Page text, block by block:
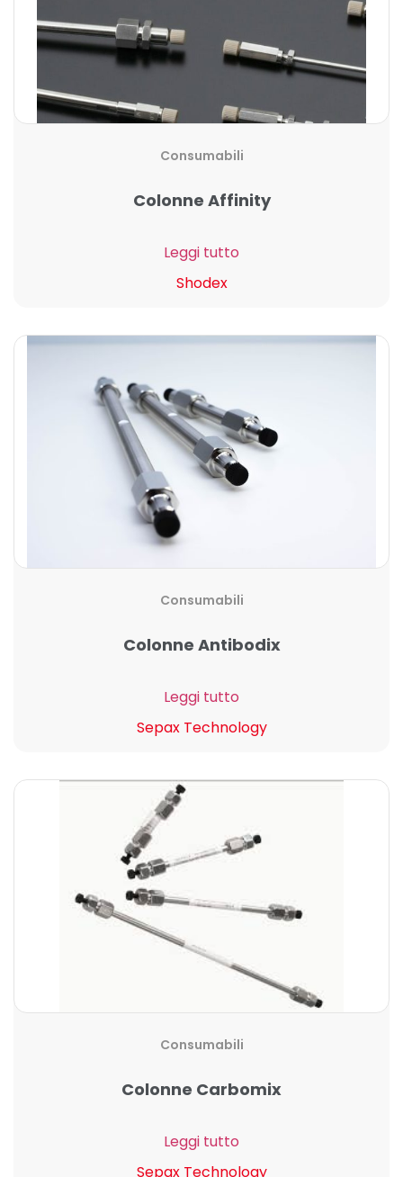
Consumabili
Colonne Affinity
Leggi tutto
Shodex
Consumabili
Colonne Antibodix
Leggi tutto
Sepax Technology
Consumabili
Colonne Carbomix
Leggi tutto
Sepax Technology